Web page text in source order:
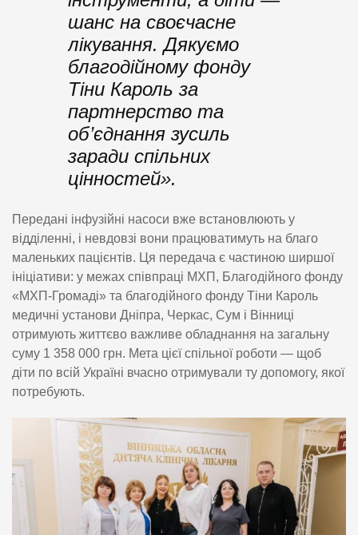
шанс на своєчасне
лікування. Дякуємо
благодійному фонду
Тіни Кароль за
партнерство та
об’єднання зусиль
заради спільних
цінностей».
Передані інфузійні насоси вже встановлюють у
відділенні, і невдовзі вони працюватимуть на благо
маленьких пацієнтів. Ця передача є частиною ширшої
ініціативи: у межах співпраці МХП, Благодійного фонду
«МХП-Громаді» та благодійного фонду Тіни Кароль
медичні установи Дніпра, Черкас, Сум і Вінниці
отримують життєво важливе обладнання на загальну
суму 1 358 000 грн. Мета цієї спільної роботи — щоб
діти по всій Україні вчасно отримували ту допомогу, якої
потребують.